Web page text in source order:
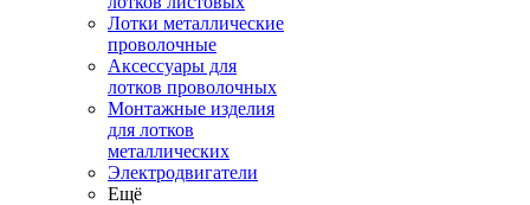
Лотки металлические
проволочные
Аксессуары для
лотков проволочных
Монтажные изделия
для лотков
металлических
Электродвигатели
Ещё